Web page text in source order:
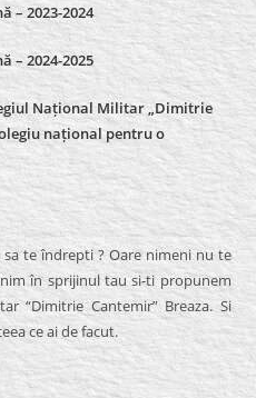
– 2023-2024
–2024-2025
Național Militar „Dimitrie
național pentru o
te îndrepti ? Oare nimeni nu te
în sprijinul tau si-ti propunem
“Dimitrie Cantemir” Breaza. Si
ce ai de facut.